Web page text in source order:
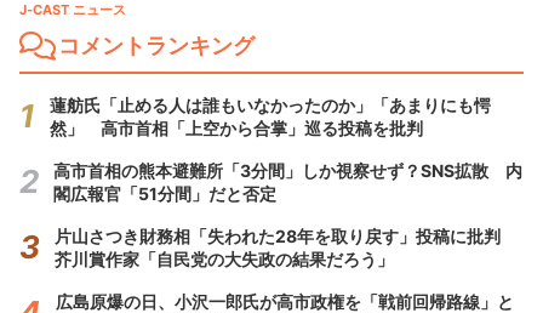
J-CAST ニュース
コメントランキング
蓮舫氏「止める人は誰もいなかったのか」「あまりにも愕
然」 高市首相「上空から合掌」巡る投稿を批判
高市首相の熊本避難所「3分間」しか視察せず？SNS拡散 内
閣広報官「51分間」だと否定
片山さつき財務相「失われた28年を取り戻す」投稿に批判
芥川賞作家「自民党の大失政の結果だろう」
広島原爆の日、小沢一郎氏が高市政権を「戦前回帰路線」と